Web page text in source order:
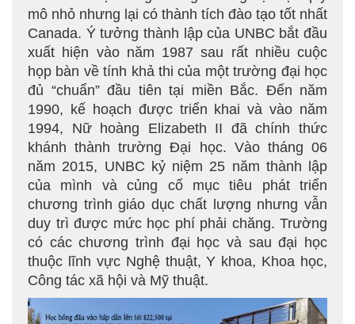
mô nhỏ nhưng lại có thành tích đào tạo tốt nhất
Canada. Ý tưởng thành lập của UNBC bắt đầu
xuất hiện vào năm 1987 sau rất nhiều cuộc
họp bàn về tính khả thi của một trường đại học
đủ “chuẩn” đầu tiên tại miền Bắc. Đến năm
1990, kế hoạch được triển khai và vào năm
1994, Nữ hoàng Elizabeth II đã chính thức
khánh thành trường Đại học. Vào tháng 06
năm 2015, UNBC kỷ niệm 25 năm thành lập
của mình và củng cố mục tiêu phát triển
chương trình giáo dục chất lượng nhưng vẫn
duy trì được mức học phí phải chăng. Trường
có các chương trình đại học và sau đại học
thuộc lĩnh vực Nghệ thuật, Y khoa, Khoa học,
Công tác xã hội và Mỹ thuật.